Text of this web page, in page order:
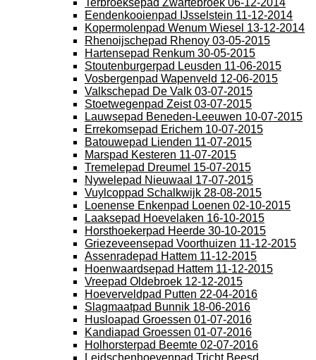
Terbroeksepad Zwartebroek 06-12-2014
Eendenkooienpad IJsselstein 11-12-2014
Kopermolenpad Wenum Wiesel 13-12-2014
Rhenoijschepad Rhenoy 03-05-2015
Hartensepad Renkum 30-05-2015
Stoutenburgerpad Leusden 11-06-2015
Vosbergenpad Wapenveld 12-06-2015
Valkschepad De Valk 03-07-2015
Stoetwegenpad Zeist 03-07-2015
Lauwsepad Beneden-Leeuwen 10-07-2015
Errekomsepad Erichem 10-07-2015
Batouwepad Lienden 11-07-2015
Marspad Kesteren 11-07-2015
Tremelepad Dreumel 15-07-2015
Nywelepad Nieuwaal 17-07-2015
Vuylcoppad Schalkwijk 28-08-2015
Loenense Enkenpad Loenen 02-10-2015
Laaksepad Hoevelaken 16-10-2015
Horsthoekerpad Heerde 30-10-2015
Griezeveensepad Voorthuizen 11-12-2015
Assenradepad Hattem 11-12-2015
Hoenwaardsepad Hattem 11-12-2015
Vreepad Oldebroek 12-12-2015
Hoeverveldpad Putten 22-04-2016
Slagmaatpad Bunnik 18-06-2016
Husloapad Groessen 01-07-2016
Kandiapad Groessen 01-07-2016
Holhorsterpad Beemte 02-07-2016
Leidschenhoevenpad Tricht Beesd